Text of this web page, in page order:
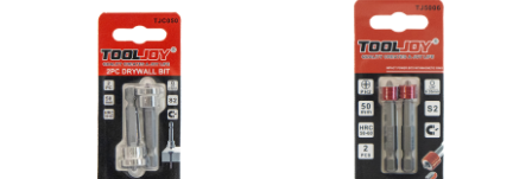
vrtáky z ocele S2 s
magnetickým hrotom pre
elektrické náradie
nárazové skrutkovače a
elektrické náradie